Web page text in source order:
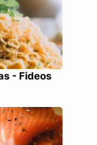
- Fideos